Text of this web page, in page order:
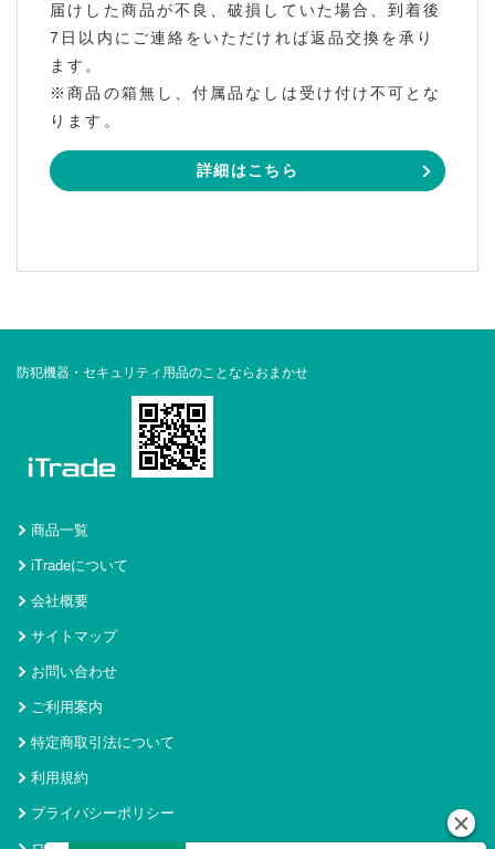
届けした商品が不良、破損していた場合、到着後
7日以内にご連絡をいただければ返品交換を承り
ます。
※商品の箱無し、付属品なしは受け付け不可とな
ります。
詳細はこちら
防犯機器・セキュリティ用品のことならおまかせ
商品一覧
iTradeについて
会社概要
サイトマップ
お問い合わせ
ご利用案内
特定商取引法について
利用規約
プライバシーポリシー